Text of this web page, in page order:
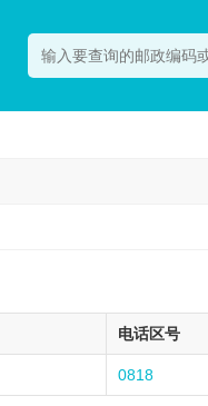
电话区号
0818